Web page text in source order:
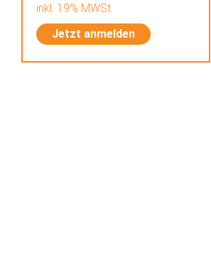
inkl. 19% MWSt.
Jetzt anmelden